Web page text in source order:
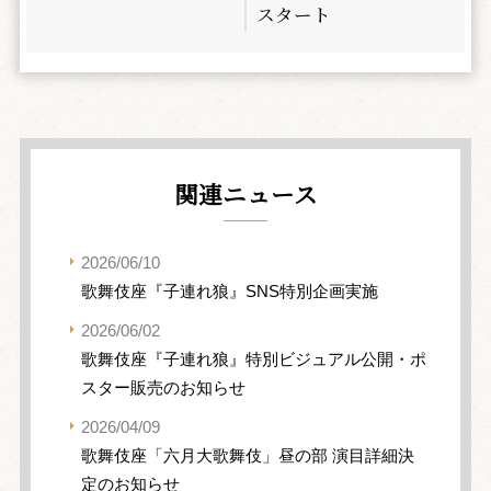
スタート
関連ニュース
2026/06/10
歌舞伎座『子連れ狼』SNS特別企画実施
2026/06/02
歌舞伎座『子連れ狼』特別ビジュアル公開・ポ
スター販売のお知らせ
2026/04/09
歌舞伎座「六月大歌舞伎」昼の部 演目詳細決
定のお知らせ